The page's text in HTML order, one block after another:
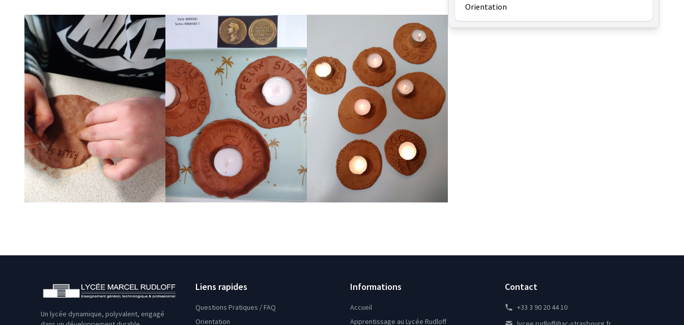
Orientation
Un lycée dynamique, polyvalent, engagé
Liens rapides
Questions Pratiques / FAQ
Orientation
Informations
Accueil
Apprentissage au Lycée Rudloff
Contact
+33 3 90 20 44 10